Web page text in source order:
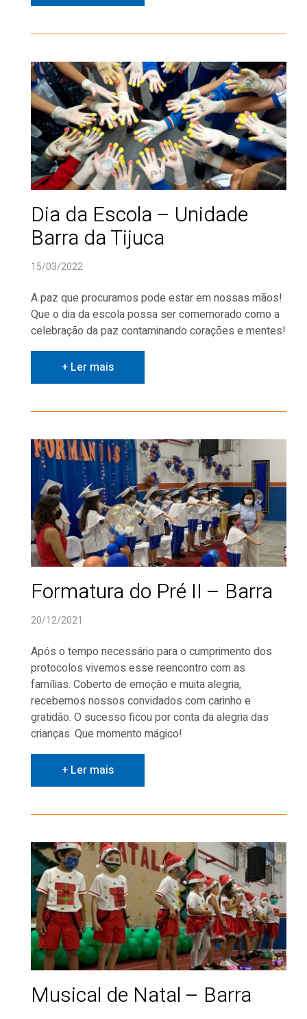
Dia da Escola – Unidade
Barra da Tijuca
15/03/2022
A paz que procuramos pode estar em nossas mãos!
Que o dia da escola possa ser comemorado como a
celebração da paz contaminando corações e mentes!
+ Ler mais
Formatura do Pré II – Barra
20/12/2021
Após o tempo necessário para o cumprimento dos
protocolos vivemos esse reencontro com as
famílias. Coberto de emoção e muita alegria,
recebemos nossos convidados com carinho e
gratidão. O sucesso ficou por conta da alegria das
crianças. Que momento mágico!
+ Ler mais
Musical de Natal – Barra